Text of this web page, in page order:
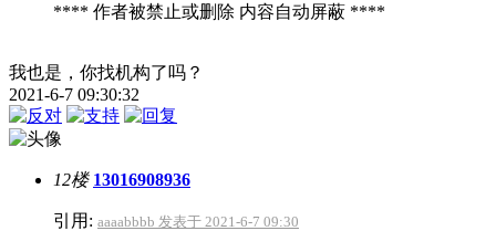
**** 作者被禁止或删除 内容自动屏蔽 ****
我也是，你找机构了吗？
2021-6-7 09:30:32
12楼 13016908936
引用: aaaabbbb 发表于 2021-6-7 09:30